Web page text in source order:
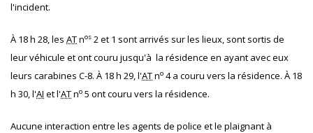
l'incident.
À 18 h 28, les ATnos 2 et 1 sont arrivés sur les lieux, sont sortis de
leur véhicule et ont couru jusqu'à la résidence en ayant avec eux
leurs carabines C-8. À 18 h 29, l'ATno 4 a couru vers la résidence. À 18
h 30, l'AI et l'ATno 5 ont couru vers la résidence.
Aucune interaction entre les agents de police et le plaignant à